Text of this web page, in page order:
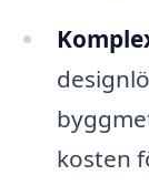
kosten